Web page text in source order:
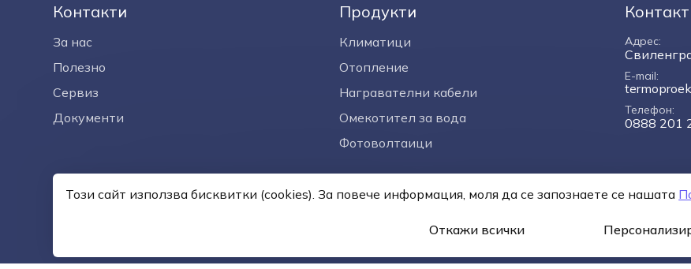
Контакти
За нас
Полезно
Сервиз
Документи
Продукти
Климатици
Отопление
Награвателни кабели
Омекотител за вода
Фотоволтаици
Адрес
E-mail
Телефон
0888 201
Този сайт използва бисквитки (cookies). За повече информация, моля да се запознаете се нашaтa
Откажи всички